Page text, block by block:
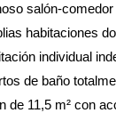
salón-
habitaciones
individual
de baño
de 11,5 m² con